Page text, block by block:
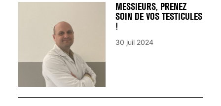
MESSIEURS, PRENEZ
SOIN DE VOS TESTICULES
!
30 juil 2024